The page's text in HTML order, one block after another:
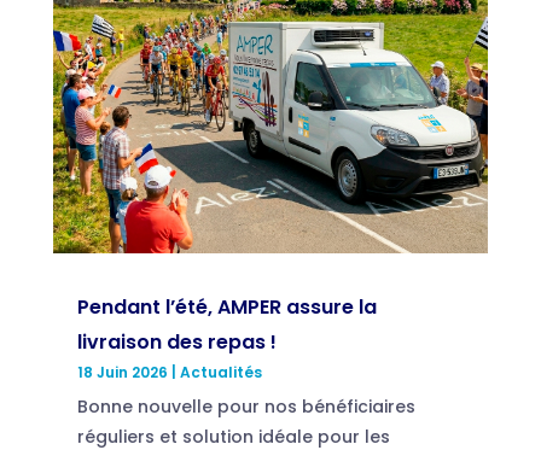
Pendant l’été, AMPER assure la
livraison des repas !
18 Juin 2026 Actualités
Bonne nouvelle pour nos bénéficiaires
réguliers et solution idéale pour les